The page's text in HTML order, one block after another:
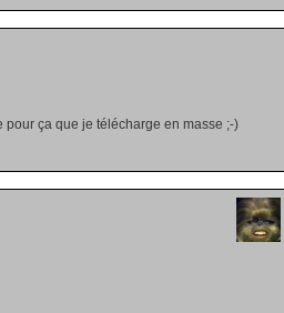
pour ça que je télécharge en masse ;-)